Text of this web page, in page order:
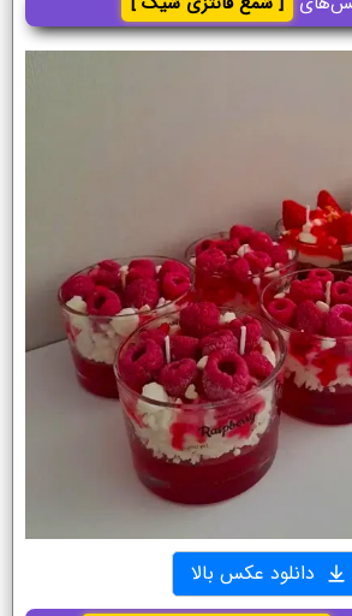
دانلود عکس بالا